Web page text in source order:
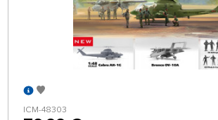
ICM-48303